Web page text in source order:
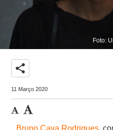
Foto:
share
11 Março 2020
Bruno Cava Rodrigues,